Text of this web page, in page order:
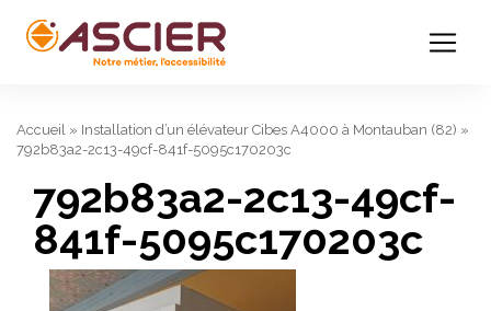
Accueil » Installation d’un élévateur Cibes A4000 à Montauban (82) »
792b83a2-2c13-49cf-841f-5095c170203c
792b83a2-2c13-49cf-
841f-5095c170203c